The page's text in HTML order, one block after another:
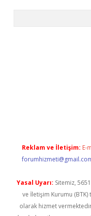
Reklam ve İletişim: E-
Yasal Uyarı: Sitemiz,
ve İletişim Kurumu (BTK)
olarak hizmet